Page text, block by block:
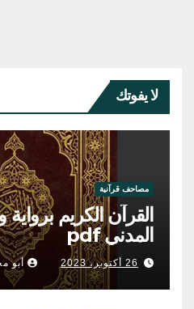
لا يفوتك
مصاحف قرآنية
القرآن الكريم
المدني pdf
26 أكتوبر، 2023 أبو